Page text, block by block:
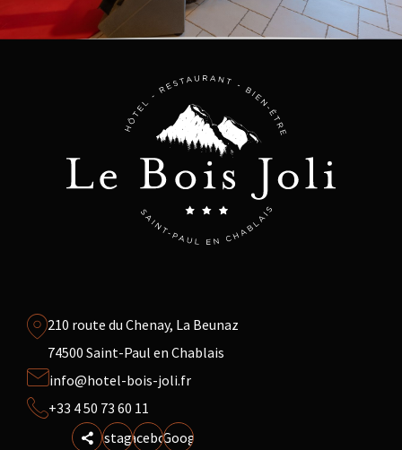
210 route du Chenay, La Beunaz
74500 Saint-Paul en Chablais
info@hotel-bois-joli.fr
+33 4 50 73 60 11
Instagram
FacebookGoogle